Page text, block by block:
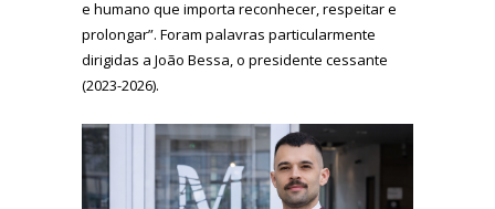
e humano que importa reconhecer, respeitar e
prolongar”. Foram palavras particularmente
dirigidas a João Bessa, o presidente cessante
(2023-2026).